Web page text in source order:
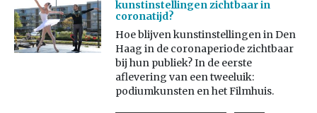
kunstinstellingen zichtbaar in
coronatijd?
Hoe blijven kunstinstellingen in Den
Haag in de coronaperiode zichtbaar
bij hun publiek? In de eerste
aflevering van een tweeluik:
podiumkunsten en het Filmhuis.